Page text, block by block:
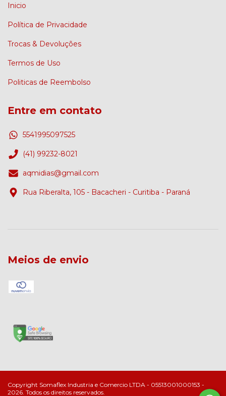
Inicio
Política de Privacidade
Trocas & Devoluções
Termos de Uso
Politicas de Reembolso
Entre em contato
5541995097525
(41) 99232-8021
aqmidias@gmail.com
Rua Riberalta, 105 - Bacacheri - Curitiba - Paraná
Meios de envio
Copyright Somaflex Industria e Comercio LTDA - 05513001000153 -
2026. Todos os direitos reservados.